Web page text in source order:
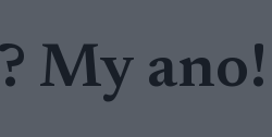
My ano!